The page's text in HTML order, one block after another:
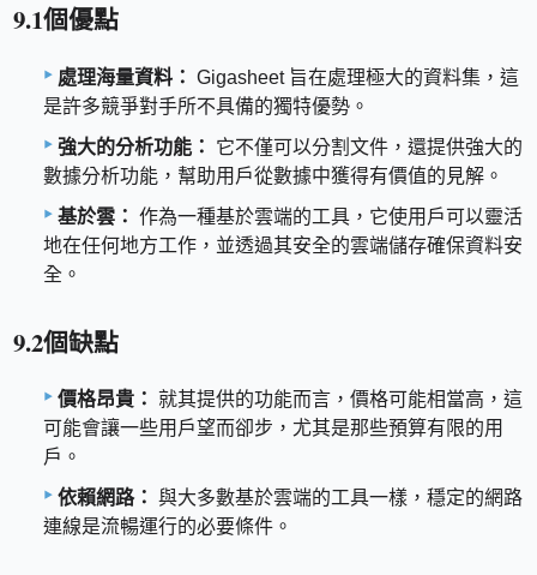
9.1個優點
處理海量資料： Gigasheet 旨在處理極大的資料集，這
是許多競爭對手所不具備的獨特優勢。
強大的分析功能：
它不僅可以分割文件，還提供強大的
數據分析功能，幫助用戶從數據中獲得有價值的見解。
基於雲： 作為一種基於雲端的工具，它使用戶可以靈活
地在任何地方工作，並透過其安全的雲端儲存確保資料安
全。
9.2個缺點
價格昂貴： 就其提供的功能而言，價格可能相當高，這
可能會讓一些用戶望而卻步，尤其是那些預算有限的用
戶。
依賴網路： 與大多數基於雲端的工具一樣，穩定的網路
連線是流暢運行的必要條件。